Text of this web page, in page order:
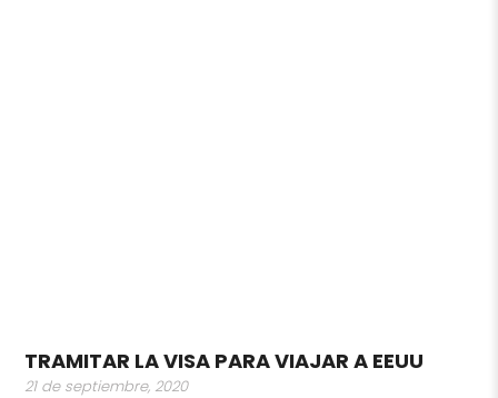
TRAMITAR LA VISA PARA VIAJAR A EEUU
21 de septiembre, 2020